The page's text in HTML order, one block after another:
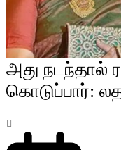
அது நடந்தால்
கொடுப்பார்: